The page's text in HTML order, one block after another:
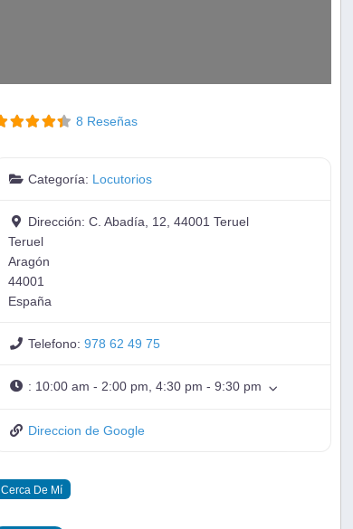
8 Reseñas
Categoría: Locutorios
Dirección: C. Abadía, 12, 44001 Teruel
Teruel
Aragón
44001
España
Telefono: 978 62 49 75
: 10:00 am - 2:00 pm, 4:30 pm - 9:30 pm
Direccion de Google
Cerca De Mí